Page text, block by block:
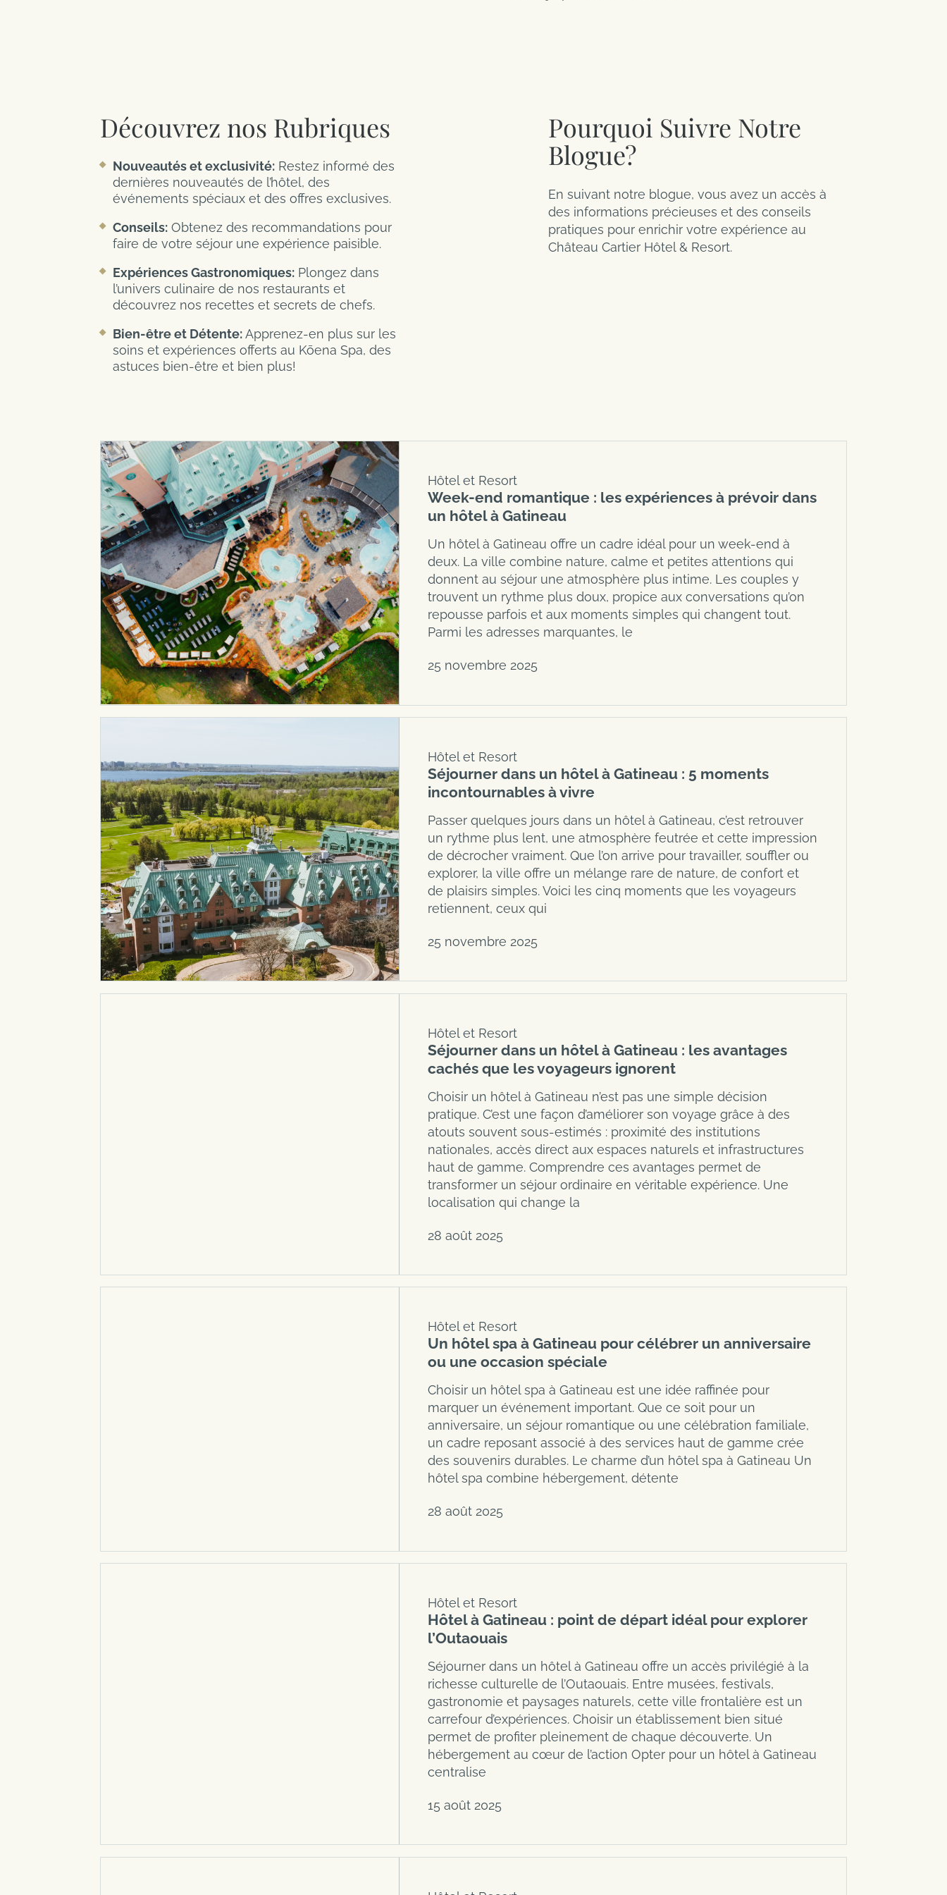
Découvrez nos Rubriques
Nouveautés et exclusivité:Restez informé des
dernières nouveautés de l’hôtel, des
événements spéciaux et des offres exclusives.
Conseils:Obtenez des recommandations pour
faire de votre séjour une expérience paisible.
Expériences Gastronomiques:Plongez dans
l’univers culinaire de nos restaurants et
découvrez nos recettes et secrets de chefs.
Bien-être et Détente:Apprenez-en plus sur les
soins et expériences offerts au Kōena Spa, des
astuces bien-être et bien plus!
Pourquoi Suivre Notre
Blogue?
En suivant notre blogue, vous avez un accès à
des informations précieuses et des conseils
pratiques pour enrichir votre expérience au
Château Cartier Hôtel & Resort.
Hôtel et Resort
Week-end romantique : les expériences à prévoir dans
un hôtel à Gatineau
Un hôtel à Gatineau offre un cadre idéal pour un week-end à
deux. La ville combine nature, calme et petites attentions qui
donnent au séjour une atmosphère plus intime. Les couples y
trouvent un rythme plus doux, propice aux conversations qu’on
repousse parfois et aux moments simples qui changent tout.
Parmi les adresses marquantes, le
25 novembre 2025
Hôtel et Resort
Séjourner dans un hôtel à Gatineau : 5 moments
incontournables à vivre
Passer quelques jours dans un hôtel à Gatineau, c’est retrouver
un rythme plus lent, une atmosphère feutrée et cette impression
de décrocher vraiment. Que l’on arrive pour travailler, souffler ou
explorer, la ville offre un mélange rare de nature, de confort et
de plaisirs simples. Voici les cinq moments que les voyageurs
retiennent, ceux qui
25 novembre 2025
Hôtel et Resort
Séjourner dans un hôtel à Gatineau : les avantages
cachés que les voyageurs ignorent
Choisir un hôtel à Gatineau n’est pas une simple décision
pratique. C’est une façon d’améliorer son voyage grâce à des
atouts souvent sous-estimés : proximité des institutions
nationales, accès direct aux espaces naturels et infrastructures
haut de gamme. Comprendre ces avantages permet de
transformer un séjour ordinaire en véritable expérience. Une
localisation qui change la
28 août 2025
Hôtel et Resort
Un hôtel spa à Gatineau pour célébrer un anniversaire
ou une occasion spéciale
Choisir un hôtel spa à Gatineau est une idée raffinée pour
marquer un événement important. Que ce soit pour un
anniversaire, un séjour romantique ou une célébration familiale,
un cadre reposant associé à des services haut de gamme crée
des souvenirs durables. Le charme d’un hôtel spa à Gatineau Un
hôtel spa combine hébergement, détente
28 août 2025
Hôtel et Resort
Hôtel à Gatineau : point de départ idéal pour explorer
l’Outaouais
Séjourner dans un hôtel à Gatineau offre un accès privilégié à la
richesse culturelle de l’Outaouais. Entre musées, festivals,
gastronomie et paysages naturels, cette ville frontalière est un
carrefour d’expériences. Choisir un établissement bien situé
permet de profiter pleinement de chaque découverte. Un
hébergement au cœur de l’action Opter pour un hôtel à Gatineau
centralise
15 août 2025